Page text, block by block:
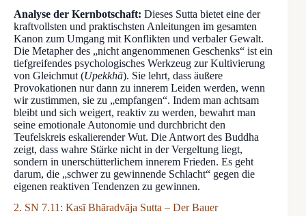
Analyse der Kernbotschaft: Dieses Sutta bietet eine der
kraftvollsten und praktischsten Anleitungen im gesamten
Kanon zum Umgang mit Konflikten und verbaler Gewalt.
Die Metapher des „nicht angenommenen Geschenks“ ist ein
tiefgreifendes psychologisches Werkzeug zur Kultivierung
von Gleichmut (Upekkhā). Sie lehrt, dass äußere
Provokationen nur dann zu innerem Leiden werden, wenn
wir zustimmen, sie zu „empfangen“. Indem man achtsam
bleibt und sich weigert, reaktiv zu werden, bewahrt man
seine emotionale Autonomie und durchbricht den
Teufelskreis eskalierender Wut. Die Antwort des Buddha
zeigt, dass wahre Stärke nicht in der Vergeltung liegt,
sondern in unerschütterlichem innerem Frieden. Es geht
darum, die „schwer zu gewinnende Schlacht“ gegen die
eigenen reaktiven Tendenzen zu gewinnen.
2. SN 7.11: Kasī Bhāradvāja Sutta – Der Bauer